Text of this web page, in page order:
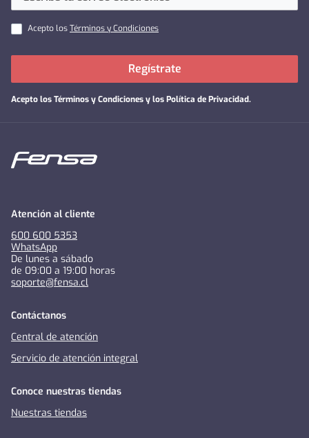
Acepto losTérminos y Condiciones
Acepto losTérminos y Condiciones y los Política de Privacidad.
Regístrate
Atención al cliente
600 600 5353
WhatsApp
De lunes a sábado
de 09:00 a 19:00 horas
soporte@fensa.cl
Contáctanos
Central de atención
Servicio de atención integral
Conoce nuestras tiendas
Nuestras tiendas